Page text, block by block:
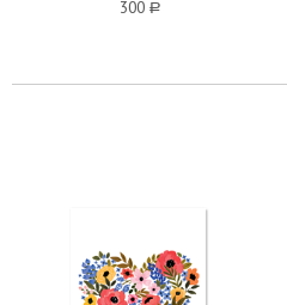
300 a